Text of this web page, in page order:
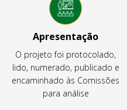
Apresentação
O projeto foi protocolado,
lido, numerado, publicado e
encaminhado às Comissões
para análise